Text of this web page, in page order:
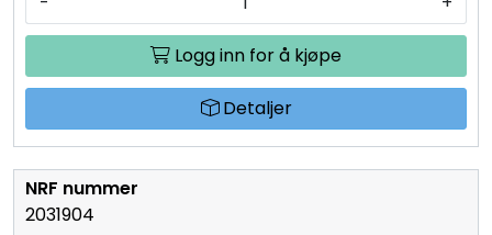
Logg inn for å kjøpe
Detaljer
2031904